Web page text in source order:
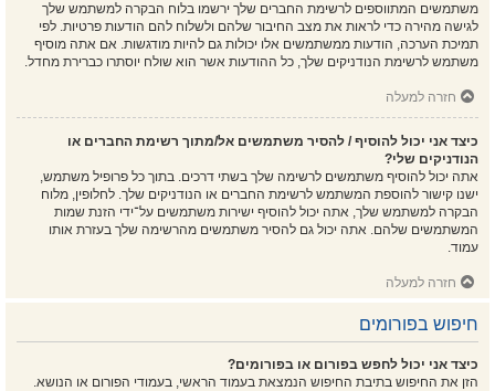
משתמשים המתווספים לרשימת החברים שלך ירשמו בלוח הבקרה למשתמש שלך
לגישה מהירה כדי לראות את מצב החיבור שלהם ולשלוח להם הודעות פרטיות. לפי
תמיכת הערכה, הודעות ממשתמשים אלו יכולות גם להיות מודגשות. אם אתה מוסיף
משתמש לרשימת הנודניקים שלך, כל ההודעות אשר הוא שולח יוסתרו כברירת מחדל.
חזרה למעלה
כיצד אני יכול להוסיף / להסיר משתמשים אל/מתוך רשימת החברים או
הנודניקים שלי?
אתה יכול להוסיף משתמשים לרשימה שלך בשתי דרכים. בתוך כל פרופיל משתמש,
ישנו קישור להוספת המשתמש לרשימת החברים או הנודניקים שלך. לחלופין, מלוח
הבקרה למשתמש שלך, אתה יכול להוסיף ישירות משתמשים על־ידי הזנת שמות
המשתמשים שלהם. אתה יכול גם להסיר משתמשים מהרשימה שלך בעזרת אותו
עמוד.
חזרה למעלה
חיפוש בפורומים
כיצד אני יכול לחפש בפורום או בפורומים?
הזן את החיפוש בתיבת החיפוש הנמצאת בעמוד הראשי, בעמודי הפורום או הנושא.